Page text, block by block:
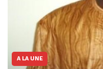
A LA UNE